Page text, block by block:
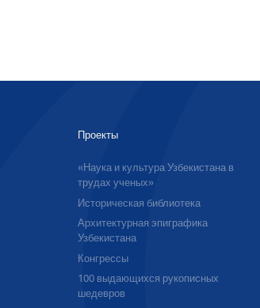
Проекты
«Наука и культура Узбекистана в
трудах ученых»
Историческая библиотека
Архитектурная эпиграфика
Узбекистана
Конгрессы
100 выдающихся рукописных
шедевров